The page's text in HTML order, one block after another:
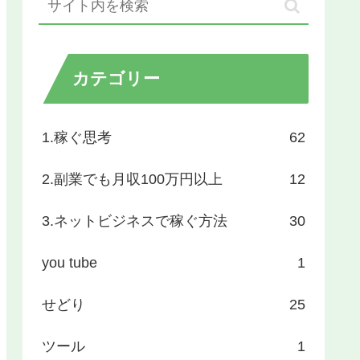
カテゴリー
1.稼ぐ思考 62
2.副業でも月収100万円以上 12
3.ネットビジネスで稼ぐ方法 30
you tube 1
せどり 25
ツール 1